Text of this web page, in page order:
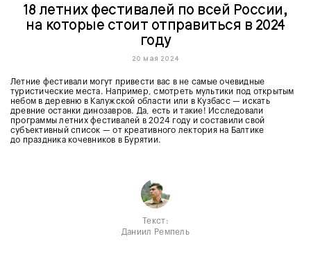
18 летних фестивалей по всей России,
на которые стоит отправиться в 2024
году
20 мая 2024
Летние фестивали могут привести вас в не самые очевидные
туристические места. Например, смотреть мультики под открытым
небом в деревню в Калужской области или в Кузбасс — искать
древние останки динозавров. Да, есть и такие! Исследовали
программы летних фестивалей в 2024 году и составили свой
субъективный список — от креативного лектория на Балтике
до праздника кочевников в Бурятии.
Текст:
Даниил Ремпель